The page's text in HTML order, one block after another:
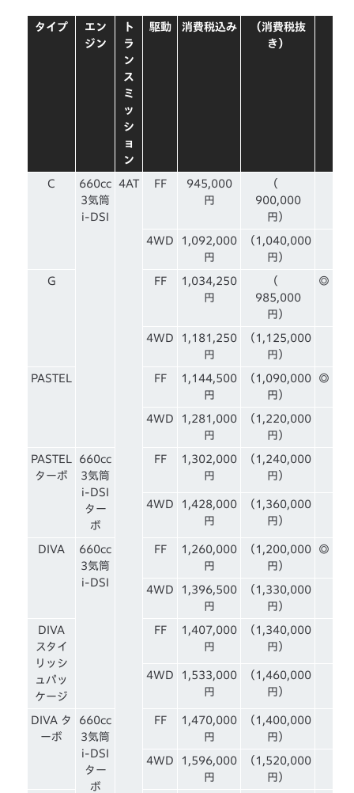
タイプ
エン
ジン
ト
ラ
ン
ス
ミ
ッ
シ
ョ
ン
駆動 消費税込み
（消費税抜
き）
C
660cc
3気筒
i-DSI
4AT FF
945,000
円
（
900,000
円）
4WD
1,092,000
円
（1,040,000
円）
G FF
1,034,250
円
（
985,000
円）
◎
4WD
1,181,250
円
（1,125,000
円）
PASTEL FF
1,144,500
円
（1,090,000
円）
◎
4WD
1,281,000
円
（1,220,000
円）
PASTEL
ターボ
660cc
3気筒
i-DSI
ター
ボ
FF
1,302,000
円
（1,240,000
円）
4WD
1,428,000
円
（1,360,000
円）
DIVA
660cc
3気筒
i-DSI
FF
1,260,000
円
（1,200,000
円）
◎
4WD
1,396,500
円
（1,330,000
円）
DIVA
スタイ
リッシ
ュパッ
ケージ
FF
1,407,000
円
（1,340,000
円）
4WD
1,533,000
円
（1,460,000
円）
DIVA タ
ーボ
660cc
3気筒
i-DSI
ター
ボ
FF
1,470,000
円
（1,400,000
円）
4WD
1,596,000
円
（1,520,000
円）